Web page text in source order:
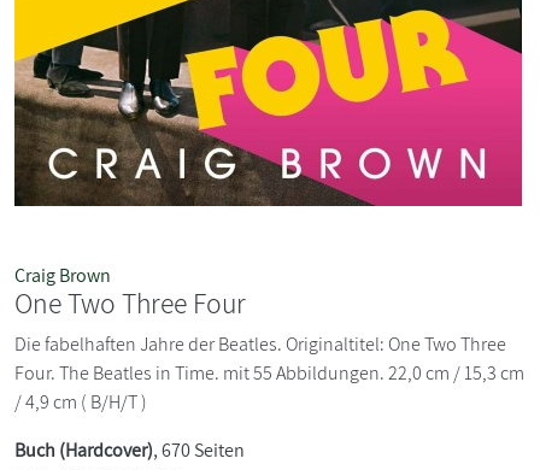
Craig Brown
One Two Three Four
Die fabelhaften Jahre der Beatles. Originaltitel: One Two Three
Four. The Beatles in Time. mit 55 Abbildungen. 22,0 cm / 15,3 cm
/ 4,9 cm ( B/H/T )
Buch (Hardcover), 670 Seiten